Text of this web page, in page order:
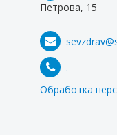
Петрова, 15
.
Обработка